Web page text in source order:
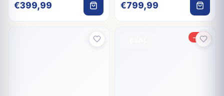
€399,99 €799,99
-4%